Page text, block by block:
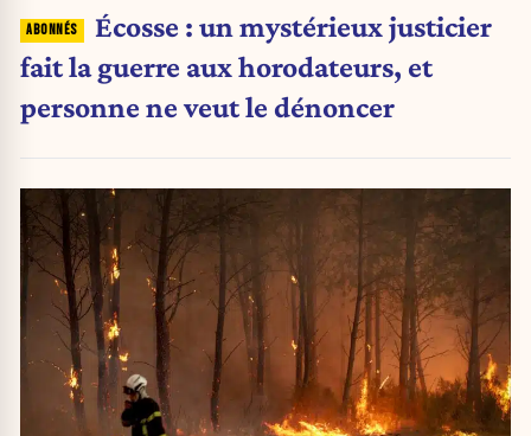
Écosse : un mystérieux justicier
fait la guerre aux horodateurs, et
personne ne veut le dénoncer